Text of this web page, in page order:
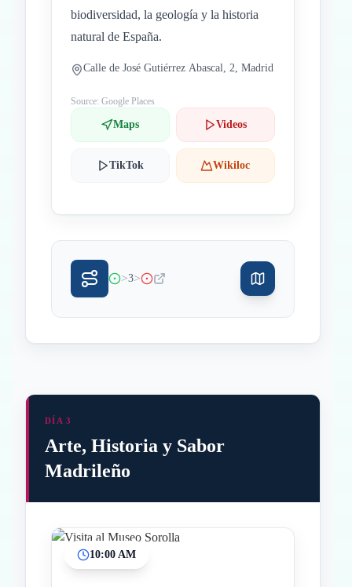
biodiversidad, la geología y la historia
natural de España.
Calle de José Gutiérrez Abascal, 2, Madrid
Source: Google Places
Maps Videos
TikTok Wikiloc
>3>
DÍA 3
Arte, Historia y Sabor
Madrileño
10:00 AM